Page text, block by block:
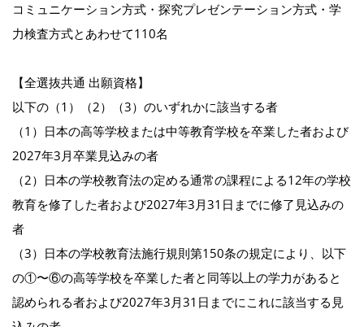
コミュニケーション方式・探究プレゼンテーション方式・学
力検査方式とあわせて110名
【全選抜共通 出願資格】
以下の（1）（2）（3）のいずれかに該当する者
（1）日本の高等学校または中等教育学校を卒業した者および
2027年3月卒業見込みの者
（2）日本の学校教育法の定める通常の課程による12年の学校
教育を修了した者および2027年3月31日までに修了見込みの
者
（3）日本の学校教育法施行規則第150条の規定により、以下
の①〜⑥の高等学校を卒業した者と同等以上の学力があると
認められる者および2027年3月31日までにこれに該当する見